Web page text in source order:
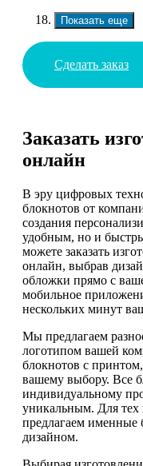
Показать еще
Сделать заказ
Заказать
онлайн
В эру цифровых
блокнотов от
создания
удобным, но и
можете заказать
онлайн, выбрав
обложки прямо с
мобильное
нескольких минут
Мы предлагаем
логотипом вашей
блокнотов с
вашему выбору. Все
индивидуальному
уникальным. Для
предлагаем
дизайном.